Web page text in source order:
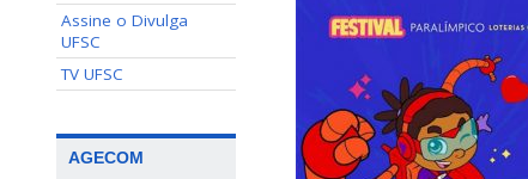
Assine o Divulga
UFSC
TV UFSC
AGECOM